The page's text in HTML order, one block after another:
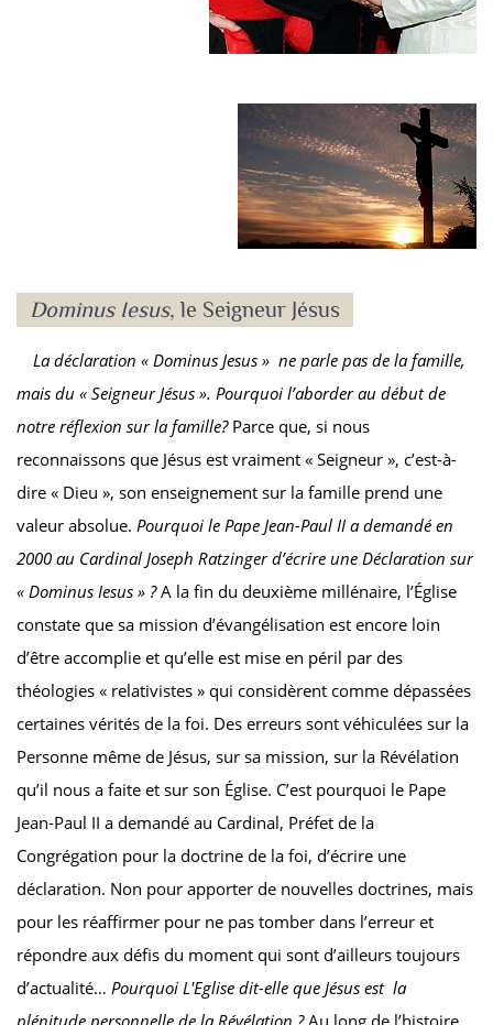
Dominus Iesus, le Seigneur Jésus
La déclaration « Dominus Jesus » ne parle pas de la famille,
mais du « Seigneur Jésus ». Pourquoi l’aborder au début de
notre réflexion sur la famille?Parce que, si nous
reconnaissons que Jésus est vraiment « Seigneur », c’est-à-
dire « Dieu », son enseignement sur la famille prend une
valeur absolue. Pourquoi le Pape Jean-Paul II a demandé en
2000 au Cardinal Joseph Ratzinger d’écrire une Déclaration sur
« Dominus Iesus » ?A la fin du deuxième millénaire, l’Église
constate que sa mission d’évangélisation est encore loin
d’être accomplie et qu’elle est mise en péril par des
théologies « relativistes » qui considèrent comme dépassées
certaines vérités de la foi. Des erreurs sont véhiculées sur la
Personne même de Jésus, sur sa mission, sur la Révélation
qu’il nous a faite et sur son Église. C’est pourquoi le Pape
Jean-Paul II a demandé au Cardinal, Préfet de la
Congrégation pour la doctrine de la foi, d’écrire une
déclaration. Non pour apporter de nouvelles doctrines, mais
pour les réaffirmer pour ne pas tomber dans l’erreur et
répondre aux défis du moment qui sont d’ailleurs toujours
d’actualité… Pourquoi L'Eglise dit-elle que Jésus est la
plénitude personnelle de la Révélation ?Au long de l’histoire